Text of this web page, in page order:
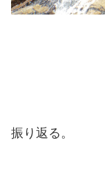
振り返る。